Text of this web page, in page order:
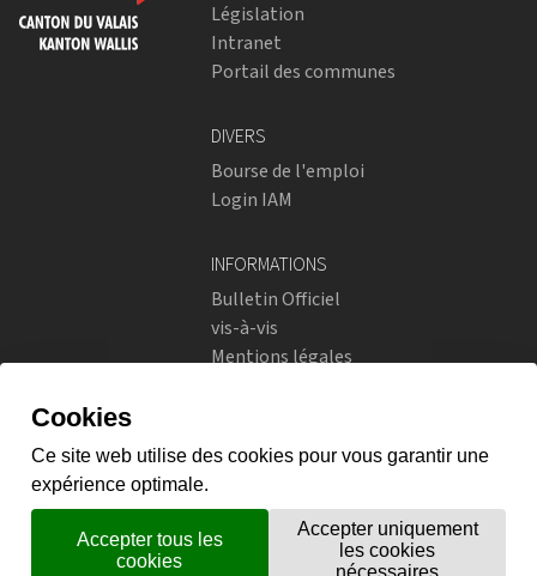
Législation
Intranet
Portail des communes
DIVERS
Bourse de l'emploi
Login IAM
INFORMATIONS
Bulletin Officiel
vis-à-vis
Mentions légales
Instagram
flickr